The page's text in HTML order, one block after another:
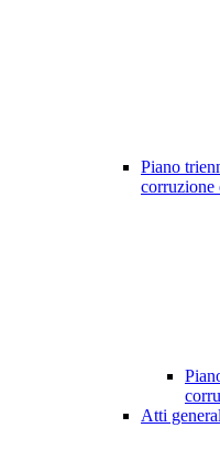
Piano
corruzione
Atti